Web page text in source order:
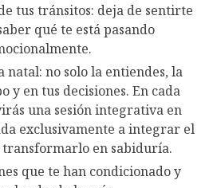
tus tránsitos: deja de sentirte
qué te está pasando
no solo la entiendes, la
y en tus decisiones. En cada
una sesión integrativa en
exclusivamente a integrar el
en sabiduría.
que te han condicionado y